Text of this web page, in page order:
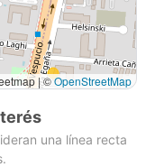
| ©OpenStreetMap
una línea recta